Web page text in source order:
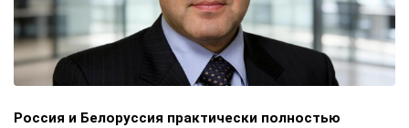
Россия и Белоруссия практически полностью